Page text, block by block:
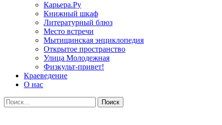
Карьера.Ру
Книжный шкаф
Литературный блюз
Место встречи
Мытищинская энциклопедия
Открытое пространство
Улица Молодежная
Физкульт-привет!
Краеведение
О нас
Найти: